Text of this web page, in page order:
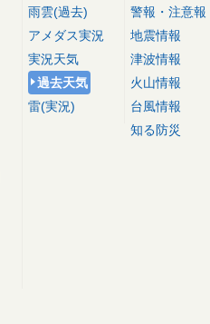
雨雲(過去)
アメダス実況
実況天気
過去天気
雷(実況)
警報・注意報
地震情報
津波情報
火山情報
台風情報
知る防災